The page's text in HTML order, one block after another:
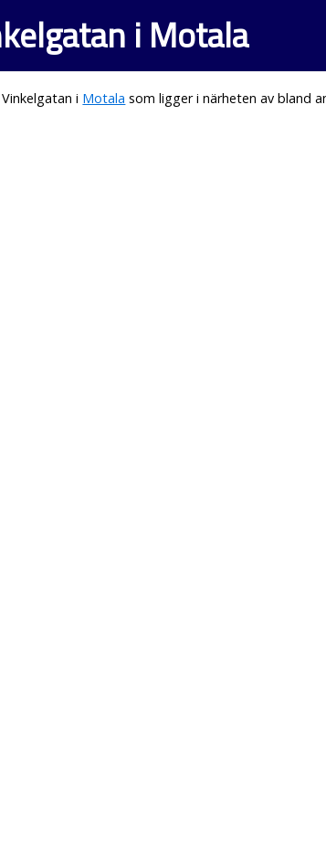
i Motala
i Motala som ligger i närheten av bland